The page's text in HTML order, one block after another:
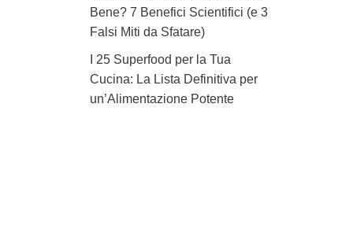
Bene? 7 Benefici Scientifici (e 3
Falsi Miti da Sfatare)
I 25 Superfood per la Tua
Cucina: La Lista Definitiva per
un’Alimentazione Potente